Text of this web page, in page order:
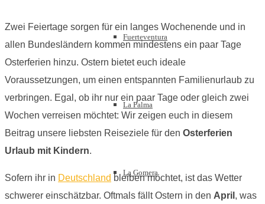
Fuerteventura
La Palma
La Gomera
Zwei Feiertage sorgen für ein langes Wochenende und in
allen Bundesländern kommen mindestens ein paar Tage
Osterferien hinzu. Ostern bietet euch ideale
Voraussetzungen, um einen entspannten Familienurlaub zu
verbringen. Egal, ob ihr nur ein paar Tage oder gleich zwei
Wochen verreisen möchtet: Wir zeigen euch in diesem
Beitrag unsere liebsten Reiseziele für den Osterferien
Urlaub mit Kindern.
Sofern ihr in Deutschland bleiben möchtet, ist das Wetter
schwerer einschätzbar. Oftmals fällt Ostern in den April , was